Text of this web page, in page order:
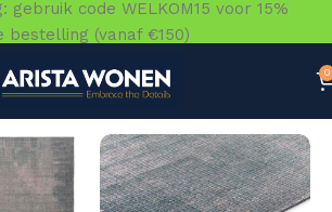
0
gebruik code WELKOM15 voor 15%
(vanaf €150)